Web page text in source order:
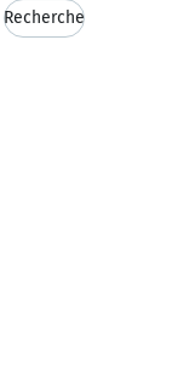
Recherche